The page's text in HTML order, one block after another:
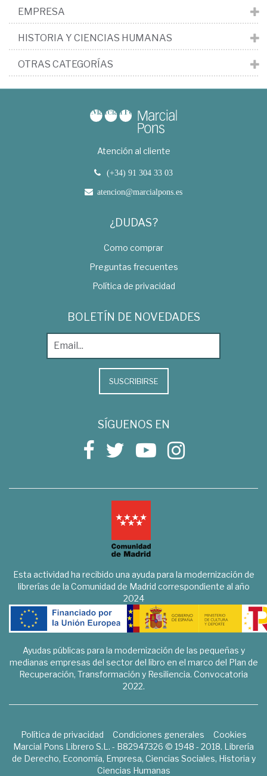
EMPRESA
HISTORIA Y CIENCIAS HUMANAS
OTRAS CATEGORÍAS
Atención al cliente
(+34) 91 304 33 03
atencion@marcialpons.es
¿DUDAS?
Como comprar
Preguntas frecuentes
Política de privacidad
BOLETÍN DE NOVEDADES
SUSCRIBIRSE
SÍGUENOS EN
Esta actividad ha recibido una ayuda para la modernización de
librerías de la Comunidad de Madrid correspondiente al año
2024
Ayudas públicas para la modernización de las pequeñas y
medianas empresas del sector del libro en el marco del Plan de
Recuperación, Transformación y Resiliencia. Convocatoria
2022.
Política de privacidad Condiciones generales
Cookies
Marcial Pons Librero S.L. - B82947326 © 1948 - 2018. Librería
de Derecho, Economía, Empresa, Ciencias Sociales, Historia y
Ciencias Humanas